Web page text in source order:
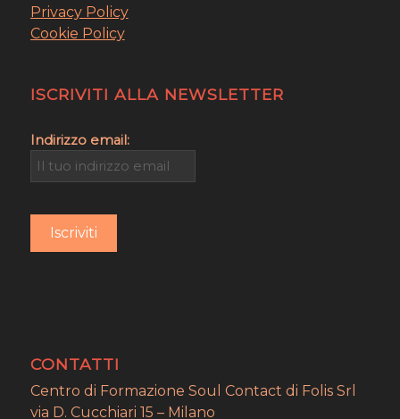
Privacy Policy
Cookie Policy
ISCRIVITI ALLA NEWSLETTER
Indirizzo email:
CONTATTI
Centro di Formazione Soul Contact di Folis Srl
via D. Cucchiari 15 – Milano